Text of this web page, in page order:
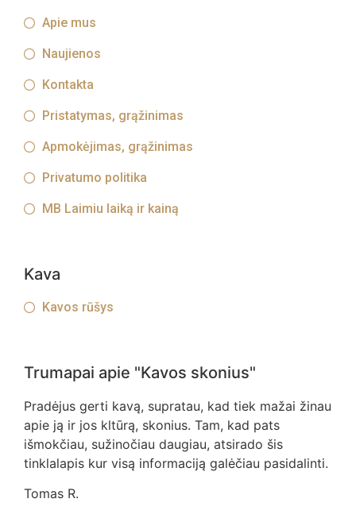
Apie mus
Naujienos
Kontakta
Pristatymas, grąžinimas
Apmokėjimas, grąžinimas
Privatumo politika
MB Laimiu laiką ir kainą
Kava
Kavos rūšys
Trumapai apie "Kavos skonius"
Pradėjus gerti kavą, supratau, kad tiek mažai žinau
apie ją ir jos kltūrą, skonius. Tam, kad pats
išmokčiau, sužinočiau daugiau, atsirado šis
tinklalapis kur visą informaciją galėčiau pasidalinti.
Tomas R.